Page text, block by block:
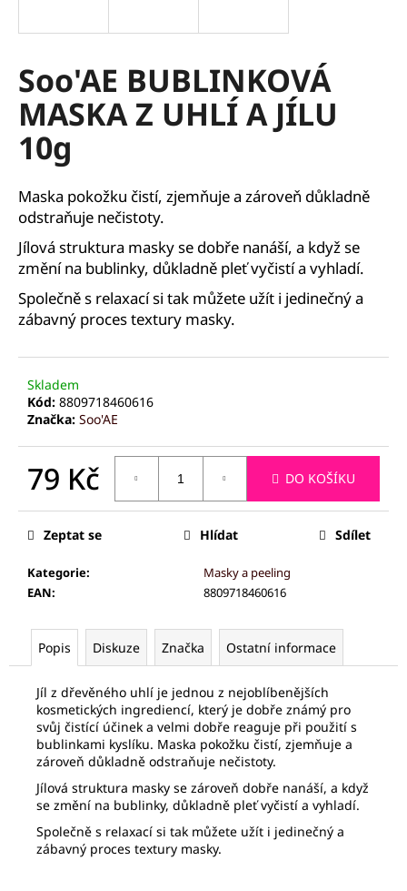
Soo'AE BUBLINKOVÁ
MASKA Z UHLÍ A JÍLU
10g
Maska pokožku čistí, zjemňuje a zároveň důkladně
odstraňuje nečistoty.
Jílová struktura masky se dobře nanáší, a když se
změní na bublinky, důkladně pleť vyčistí a vyhladí.
Společně s relaxací si tak můžete užít i jedinečný a
zábavný proces textury masky.
Skladem
Kód: 8809718460616
Značka: Soo'AE
79 Kč DO KOŠÍKU
Kategorie:
Masky a peeling
EAN: 8809718460616
Zeptat se Hlídat Sdílet
Popis Diskuze Značka Ostatní informace
Jíl z dřevěného uhlí je jednou z nejoblíbenějších
kosmetických ingrediencí, který je dobře známý pro
svůj čistící účinek a velmi dobře reaguje při použití s
bublinkami kyslíku. Maska pokožku čistí, zjemňuje a
zároveň důkladně odstraňuje nečistoty.
Jílová struktura masky se zároveň dobře nanáší, a když
se změní na bublinky, důkladně pleť vyčistí a vyhladí.
Společně s relaxací si tak můžete užít i jedinečný a
zábavný proces textury masky.
í
t
?
HLEDAT
D
o
p
o
u
u
j
e
m
e
PALSAR7
FACE-
ROLLER
VÁLEČEK
OBLIČEJ
(JADEIT)
789